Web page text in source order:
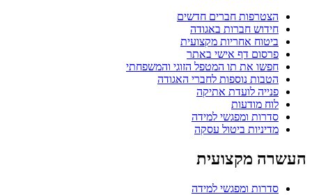
הצטרפות חברים חדשים
חידוש חברות באגודה
ביטוח אחריות מקצועית
פרסום דף אישי באתר
חפשו את תו המטפל הזוגי והמשפחתי
הטבות נוספות לחברי האגודה
פנייה לועדת אתיקה
לוח מודעות
סדרות ומפגשי למידה
מדיניות ביטול עסקה
העשרה מקצועית
סדרות ומפגשי למידה